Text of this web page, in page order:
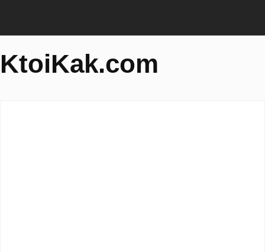
KtoiKak.com